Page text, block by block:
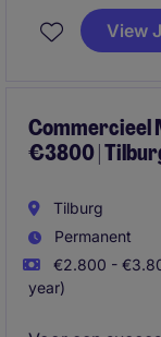
sterk
Smartwares
View
Commercieel
€3800 |
Tilburg
Permanent
€2.800 -
year)